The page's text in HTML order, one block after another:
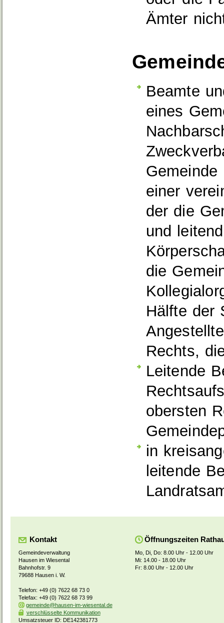
Ämter
Beamte
eines
einer
der die
und
die
Hälfte der
Rechts,
Leitende
obersten
in
leitende
Kontakt
Gemeindeverwaltung
Hausen im Wiesental
Bahnhofstr. 9
79688 Hausen i. W.
Telefon: +49 (0) 7622 68 73 0
Telefax: +49 (0) 7622 68 73 99
gemeinde@hausen-im-wiesental.de
verschlüsselte Kommunikation
Umsatzsteuer ID: DE142381773
Öffnungszeiten
Mo, Di, Do: 8.00 Uhr - 12.00 Uhr
Mi: 14.00 - 18.00 Uhr
Fr: 8.00 Uhr - 12.00 Uhr